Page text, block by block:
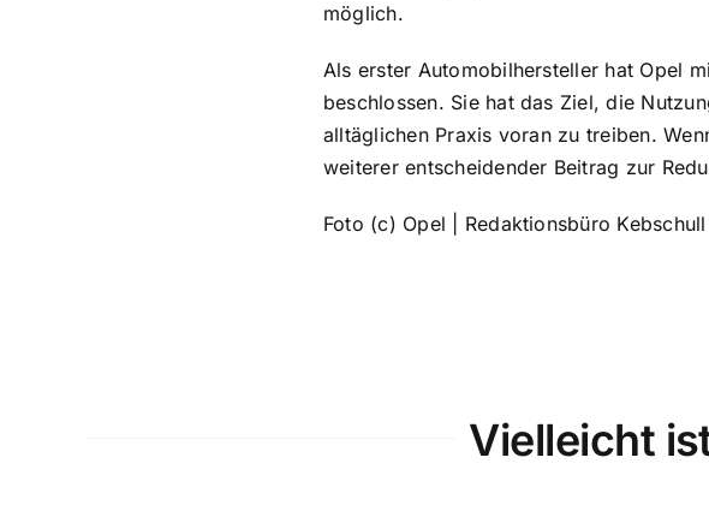
möglich.
Als erster Automobilhersteller hat Opel
beschlossen. Sie hat das Ziel, die
alltäglichen Praxis voran zu treiben.
weiterer entscheidender Beitrag zur
Foto (c) Opel | Redaktionsbüro Kebschull
Vielleicht